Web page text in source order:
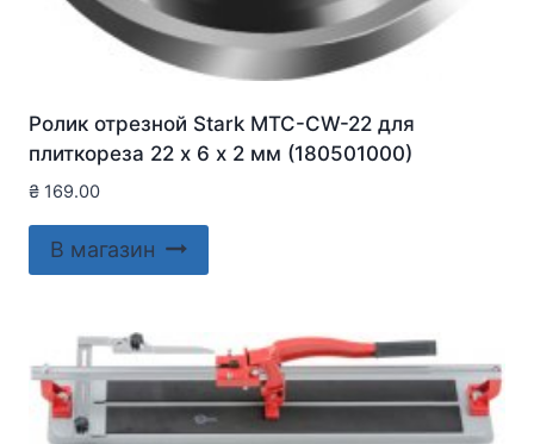
Ролик отрезной Stark MTC-CW-22 для
плиткореза 22 х 6 х 2 мм (180501000)
₴ 169.00
В магазин